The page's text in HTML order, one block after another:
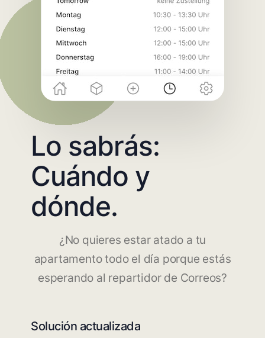
Lo sabrás:
Cuándo y
dónde.
¿No quieres estar atado a tu
apartamento todo el día porque estás
esperando al repartidor de Correos?
Solución actualizada